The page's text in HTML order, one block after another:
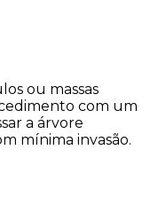
ou massas
com um
a árvore
mínima invasão.